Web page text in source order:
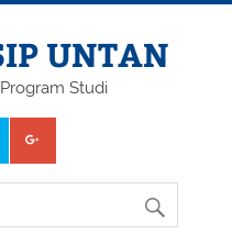
UNTAN
Studi